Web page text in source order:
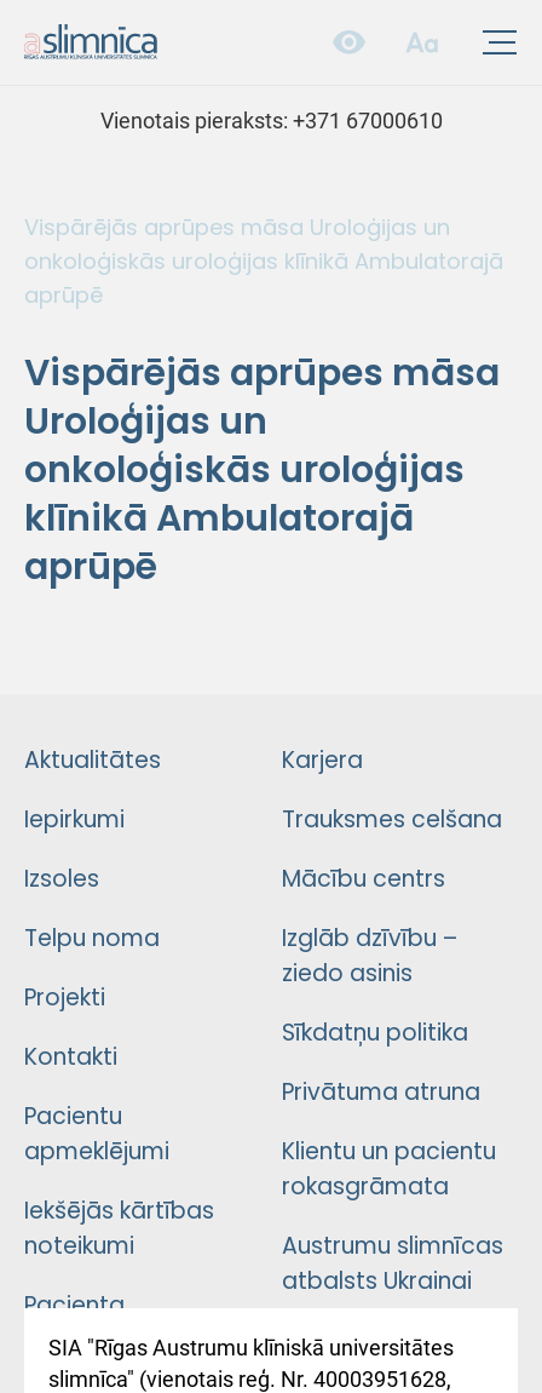
Vienotais pieraksts: +371 67000610
Vispārējās aprūpes māsa Uroloģijas un
onkoloģiskās uroloģijas klīnikā Ambulatorajā
aprūpē
Vispārējās aprūpes māsa
Uroloģijas un
onkoloģiskās uroloģijas
klīnikā Ambulatorajā
aprūpē
Aktualitātes
Iepirkumi
Izsoles
Telpu noma
Projekti
Kontakti
Pacientu
apmeklējumi
Iekšējās kārtības
noteikumi
Pacienta
atsauksmju/sūdzību
iesniegšanas
Karjera
Trauksmes celšana
Mācību centrs
Izglāb dzīvību –
ziedo asinis
Sīkdatņu politika
Privātuma atruna
Klientu un pacientu
rokasgrāmata
Austrumu slimnīcas
atbalsts Ukrainai
Підтримка Східної
лікарні та співпраця з
SIA "Rīgas Austrumu klīniskā universitātes
slimnīca" (vienotais reģ. Nr. 40003951628,